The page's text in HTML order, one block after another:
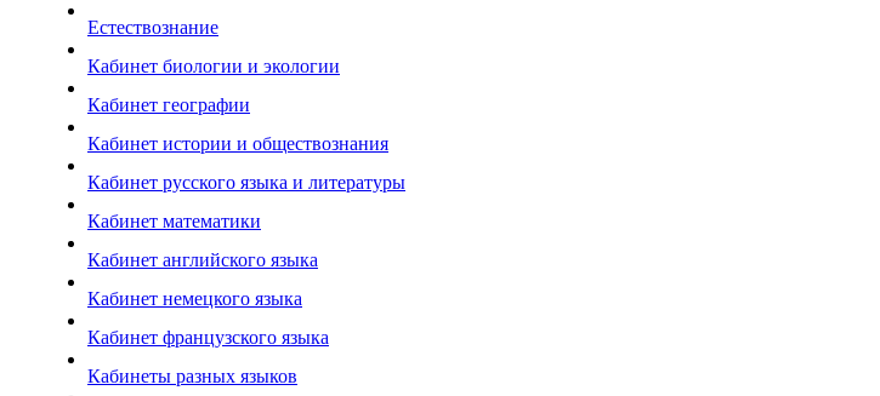
Естествознание
Кабинет биологии и экологии
Кабинет географии
Кабинет истории и обществознания
Кабинет русского языка и литературы
Кабинет математики
Кабинет английского языка
Кабинет немецкого языка
Кабинет французского языка
Кабинеты разных языков